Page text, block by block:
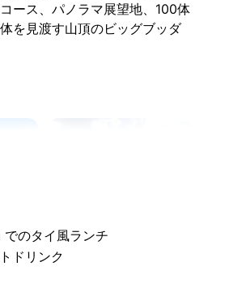
ース、パノラマ展望地、100体
を見渡す山頂のビッグブッダ
のタイ風ランチ
ドリンク